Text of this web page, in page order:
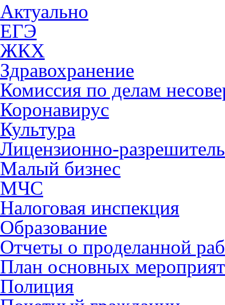
Актуально
ЕГЭ
ЖКХ
Здравохранение
Комиссия по делам
Коронавирус
Культура
Лицензионно-
Малый бизнес
МЧС
Налоговая инспекция
Образование
Отчеты о проделанной
План основных
Полиция